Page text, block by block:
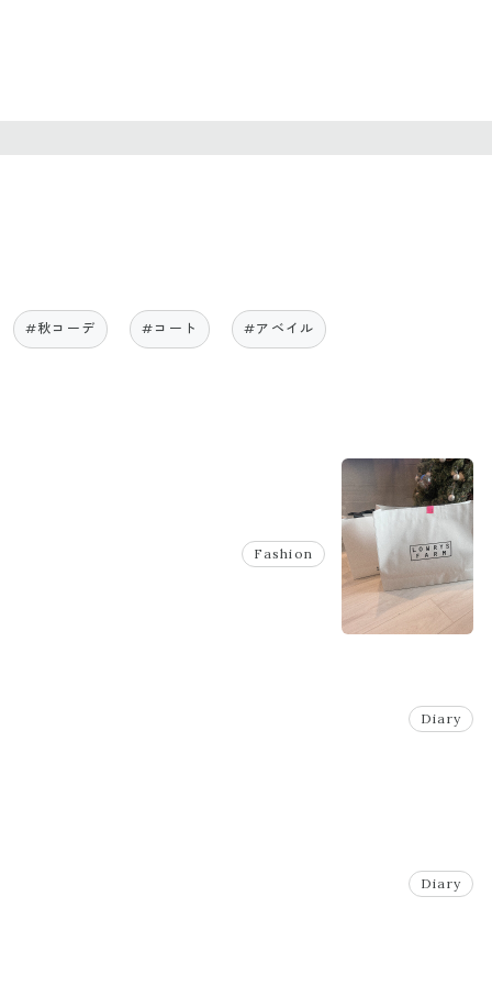
#秋コーデ #コート #アベイル
Fashion
Diary
Diary